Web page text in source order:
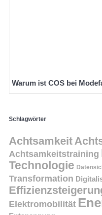
Warum ist COS bei
Schlagwörter
Achtsamkeit
Achtsamkeitstraining
Technologie
Transformation
Elektromobilität